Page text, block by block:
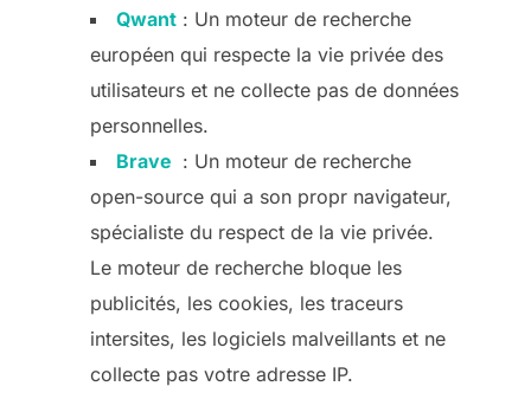
Qwant : Un moteur de recherche
européen qui respecte la vie privée des
utilisateurs et ne collecte pas de données
personnelles.
Brave : Un moteur de recherche
open-source qui a son propr navigateur,
spécialiste du respect de la vie privée.
Le moteur de recherche bloque les
publicités, les cookies, les traceurs
intersites, les logiciels malveillants et ne
collecte pas votre adresse IP.